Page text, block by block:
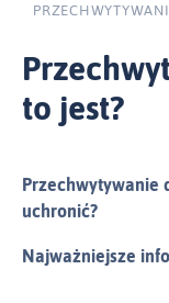
to jest?
Przechwytywanie
uchronić?
Najważniejsze